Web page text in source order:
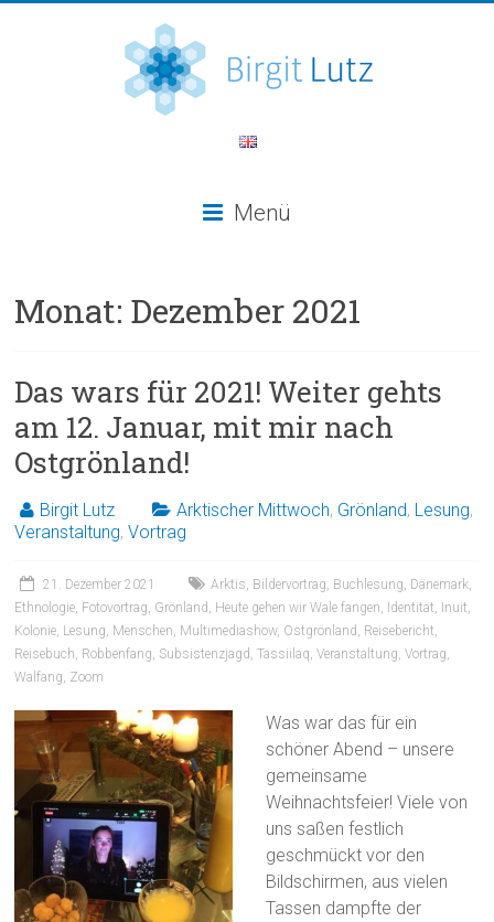
Menü
Monat: Dezember 2021
Das wars für 2021! Weiter gehts
am 12. Januar, mit mir nach
Ostgrönland!
Birgit Lutz Arktischer Mittwoch, Grönland, Lesung,
Veranstaltung,Vortrag
21. Dezember 2021 Arktis, Bildervortrag, Buchlesung, Dänemark,
Ethnologie, Fotovortrag, Grönland , Heute gehen wir Wale fangen, Identität, Inuit,
Kolonie, Lesung, Menschen, Multimediashow, Ostgrönland , Reisebericht,
Reisebuch, Robbenfang, Subsistenzjagd ,Tassiilaq,Veranstaltung,Vortrag,
Walfang, Zoom
Was war das für ein
schöner Abend – unsere
gemeinsame
Weihnachtsfeier! Viele von
uns saßen festlich
geschmückt vor den
Bildschirmen, aus vielen
Tassen dampfte der